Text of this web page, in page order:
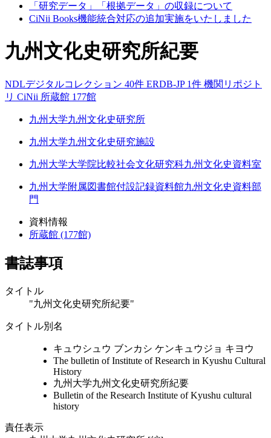
「研究データ」「根拠データ」の収録について
CiNii Books機能統合対応の追加実施をいたしました
九州文化史研究所紀要
NDLデジタルコレクション 40件 ERDB-JP 1件 機関リポジト
リ CiNii 所蔵館 177館
九州大学九州文化史研究所
九州大学九州文化史研究施設
九州大学大学院比較社会文化研究科九州文化史資料室
九州大学附属図書館付設記録資料館九州文化史資料部
門
資料情報
所蔵館 (177館)
書誌事項
タイトル
"九州文化史研究所紀要"
タイトル別名
キュウシュウ ブンカシ ケンキュウジョ キヨウ
The bulletin of Institute of Research in Kyushu Cultural
History
九州大学九州文化史研究所紀要
Bulletin of the Research Institute of Kyushu cultural
history
責任表示